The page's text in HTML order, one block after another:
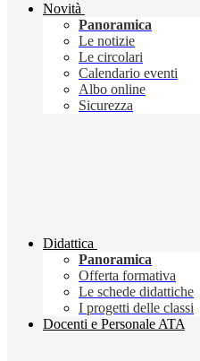
Novità
Panoramica
Le notizie
Le circolari
Calendario eventi
Albo online
Sicurezza
Didattica
Panoramica
Offerta formativa
Le schede didattiche
I progetti delle classi
Docenti e Personale ATA